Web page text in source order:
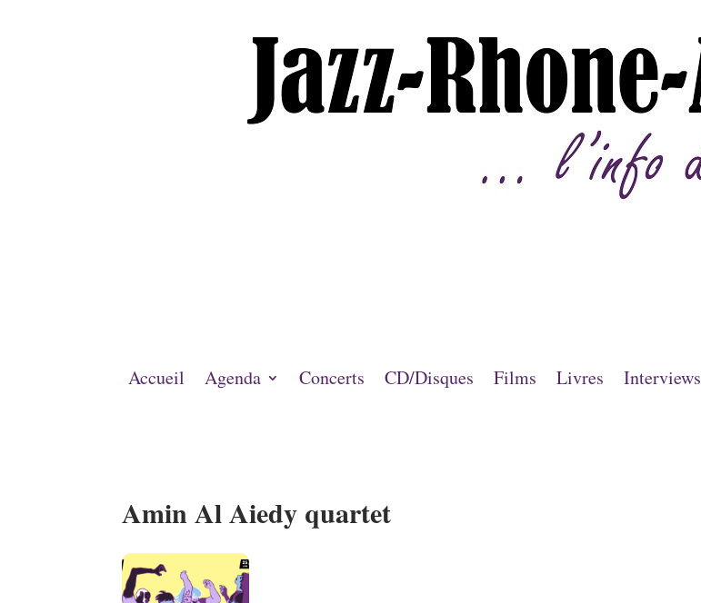
Accueil Agenda Concerts CD/Disques Films Livres Interviews
Amin Al Aiedy quartet